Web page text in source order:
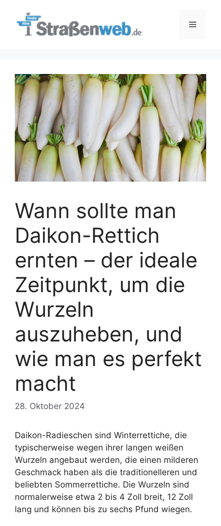
Menü
Wann sollte man
Daikon-Rettich
ernten – der ideale
Zeitpunkt, um die
Wurzeln
auszuheben, und
wie man es perfekt
macht
28. Oktober 2024
Daikon-Radieschen sind Winterrettiche, die
typischerweise wegen ihrer langen weißen
Wurzeln angebaut werden, die einen milderen
Geschmack haben als die traditionelleren und
beliebten Sommerrettiche. Die Wurzeln sind
normalerweise etwa 2 bis 4 Zoll breit, 12 Zoll
lang und können bis zu sechs Pfund wiegen.